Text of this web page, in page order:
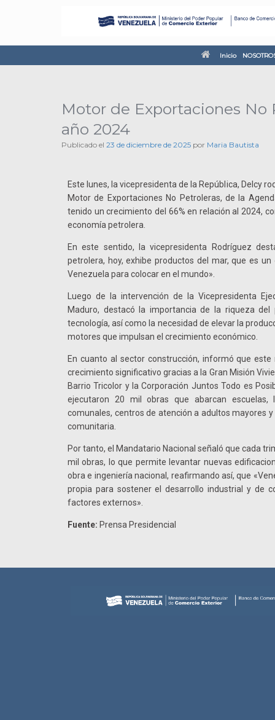
Inicio
Motor de Exportaciones
año 2024
Publicado el 23 de diciembre de 2025 por Maria Bautista
Este lunes, la vicepresidenta de la República, Delcy
Motor de Exportaciones No Petroleras, de la
tenido un crecimiento del 66% en relación al 2024,
economía petrolera.
En este sentido, la vicepresidenta Rodríguez
petrolera, hoy, exhibe productos del mar, que es
Venezuela para colocar en el mundo».
Luego de la intervención de la Vicepresidenta
Maduro, destacó la importancia de la riqueza del
tecnología, así como la necesidad de elevar la
motores que impulsan el crecimiento económico.
En cuanto al sector construcción, informó que
crecimiento significativo gracias a la Gran Misión
Barrio Tricolor y la Corporación Juntos Todo es
ejecutaron 20 mil obras que abarcan escuelas,
comunales, centros de atención a adultos mayores
comunitaria.
Por tanto, el Mandatario Nacional señaló que cada
mil obras, lo que permite levantar nuevas
obra e ingeniería nacional, reafirmando así, que
propia para sostener el desarrollo industrial y de
factores externos».
Fuente: Prensa Presidencial